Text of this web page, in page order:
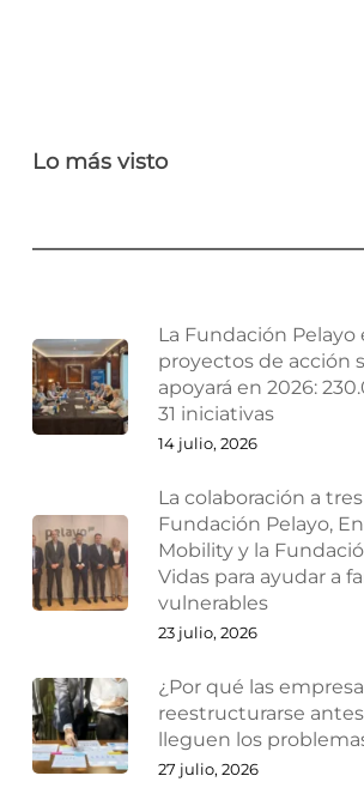
Lo más visto
La Fundación Pelayo
proyectos de acción
apoyará en 2026:
31 iniciativas
14 julio, 2026
La colaboración a
Fundación Pelayo,
Mobility y la
Vidas para ayudar a
vulnerables
23 julio, 2026
¿Por qué las
reestructurarse
lleguen los
27 julio, 2026